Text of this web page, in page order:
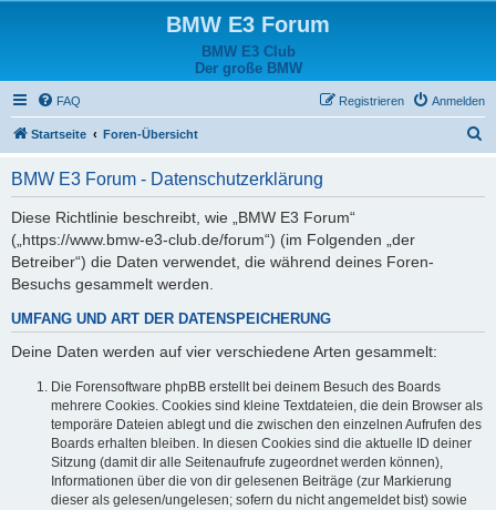
BMW E3 Forum
BMW E3 Club
Der große BMW
FAQ Anmelden
Registrieren
Startseite Foren-Übersicht
BMW E3 Forum - Datenschutzerklärung
Diese Richtlinie beschreibt, wie „BMW E3 Forum“
(„https://www.bmw-e3-club.de/forum“) (im Folgenden „der
Betreiber“) die Daten verwendet, die während deines Foren-
Besuchs gesammelt werden.
UMFANG UND ART DER DATENSPEICHERUNG
Deine Daten werden auf vier verschiedene Arten gesammelt:
Die Forensoftware phpBB erstellt bei deinem Besuch des Boards
mehrere Cookies. Cookies sind kleine Textdateien, die dein Browser als
temporäre Dateien ablegt und die zwischen den einzelnen Aufrufen des
Boards erhalten bleiben. In diesen Cookies sind die aktuelle ID deiner
Sitzung (damit dir alle Seitenaufrufe zugeordnet werden können),
Informationen über die von dir gelesenen Beiträge (zur Markierung
dieser als gelesen/ungelesen; sofern du nicht angemeldet bist) sowie